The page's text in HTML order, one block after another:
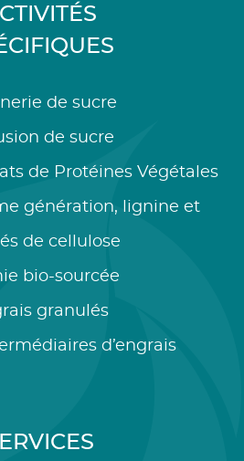
de sucre
de sucre
de Protéines Végétales
génération, lignine et
de cellulose
bio-sourcée
granulés
d’engrais